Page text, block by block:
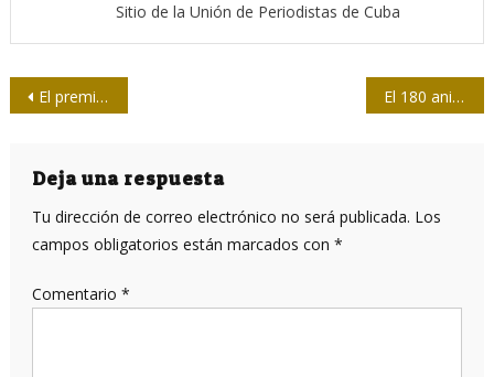
Sitio de la Unión de Periodistas de Cuba
Navegación
entradas
El premio colateral de la Upec para el filme Inocencia El 180 aniversario de la fotografía
Deja una respuesta
Tu dirección de correo electrónico no será publicada. Los
campos obligatorios están marcados con *
Comentario *